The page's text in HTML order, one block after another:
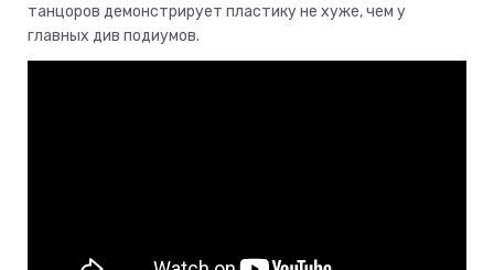
танцоров демонстрирует пластику не хуже, чем у
главных див подиумов.